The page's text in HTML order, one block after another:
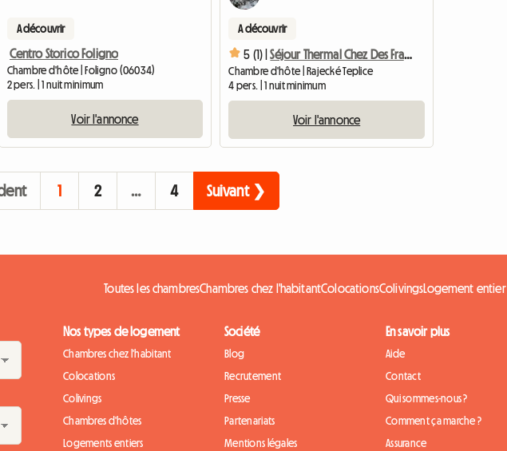
A découvrir
Centro Storico Foligno
Chambre d'hôte | Foligno (06034)
2 pers. | 1 nuit minimum
Voir l'annonce
A découvrir
5 (1) | Séjour Thermal Chez Des Francophones
Chambre d'hôte | Rajecké Teplice
4 pers. | 1 nuit minimum
Voir l'annonce
1 2 … 4 Suivant ❯
Toutes les chambresChambres chez l'habitantColocationsColivingsLogement entier
Nos types de logement
Chambres chez l'habitant
Colocations
Colivings
Chambres d'hôtes
Logements entiers
Société
Blog
Recrutement
Presse
Partenariats
Mentions légales
En savoir plus
Aide
Contact
Qui sommes-nous ?
Comment ça marche ?
Assurance